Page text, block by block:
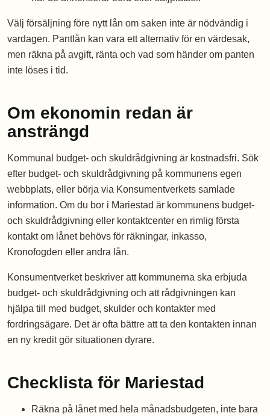
Välj försäljning före nytt lån om saken inte är nödvändig i
vardagen. Pantlån kan vara ett alternativ för en värdesak,
men räkna på avgift, ränta och vad som händer om panten
inte löses i tid.
Om ekonomin redan är
ansträngd
Kommunal budget- och skuldrådgivning är kostnadsfri. Sök
efter budget- och skuldrådgivning på kommunens egen
webbplats, eller börja via Konsumentverkets samlade
information. Om du bor i Mariestad är kommunens budget-
och skuldrådgivning eller kontaktcenter en rimlig första
kontakt om lånet behövs för räkningar, inkasso,
Kronofogden eller andra lån.
Konsumentverket beskriver att kommunerna ska erbjuda
budget- och skuldrådgivning och att rådgivningen kan
hjälpa till med budget, skulder och kontakter med
fordringsägare. Det är ofta bättre att ta den kontakten innan
en ny kredit gör situationen dyrare.
Checklista för Mariestad
Räkna på lånet med hela månadsbudgeten, inte bara